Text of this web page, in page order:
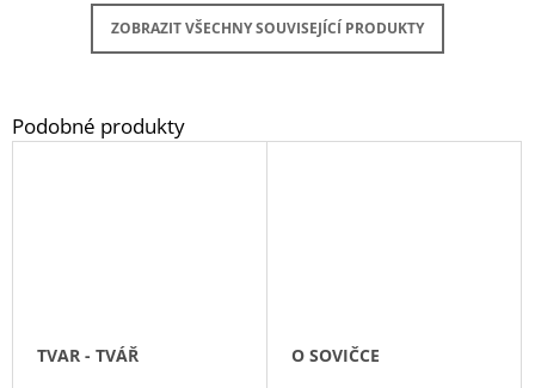
ZOBRAZIT VŠECHNY SOUVISEJÍCÍ PRODUKTY
TVAR - TVÁŘ O SOVIČCE